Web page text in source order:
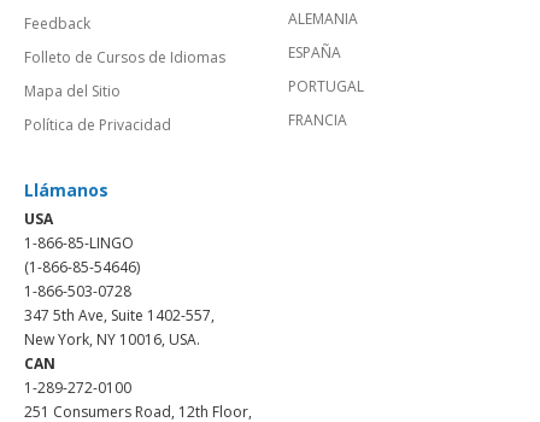
Feedback
Folleto de Cursos de Idiomas
Mapa del Sitio
Política de Privacidad
ALEMANIA
ESPAÑA
PORTUGAL
FRANCIA
Llámanos
USA
1-866-85-LINGO
(1-866-85-54646)
1-866-503-0728
347 5th Ave, Suite 1402-557,
New York, NY 10016, USA.
CAN
1-289-272-0100
251 Consumers Road, 12th Floor,